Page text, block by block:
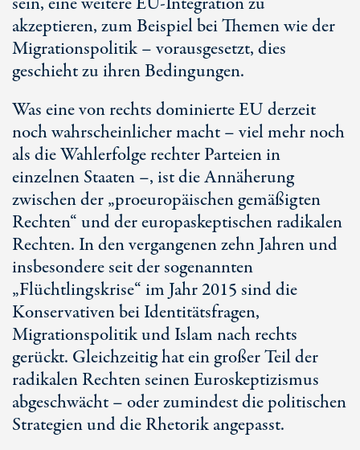
akzeptieren, zum Beispiel bei Themen wie der
Migrationspolitik – vorausgesetzt, dies
geschieht zu ihren Bedingungen.
Was eine von rechts dominierte EU derzeit
noch wahrscheinlicher macht – viel mehr noch
als die Wahlerfolge rechter Parteien in
einzelnen Staaten –, ist die Annäherung
zwischen der „proeuropäischen gemäßigten
Rechten“ und der europaskeptischen radikalen
Rechten. In den vergangenen zehn Jahren und
insbesondere seit der sogenannten
„Flüchtlingskrise“ im Jahr 2015 sind die
Konservativen bei Identitätsfragen,
Migrationspolitik und Islam nach rechts
gerückt. Gleichzeitig hat ein großer Teil der
radikalen Rechten seinen Euroskeptizismus
abgeschwächt – oder zumindest die politischen
Strategien und die Rhetorik angepasst.